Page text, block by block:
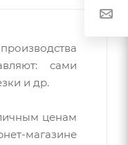
сами
и др.
ценам
магазине